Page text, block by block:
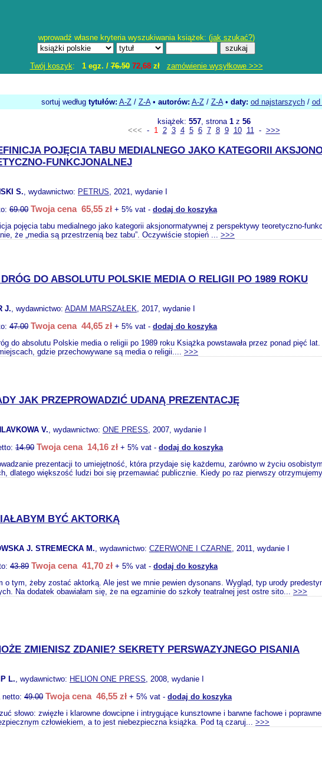
wprowadź własne kryteria wyszukiwania książek: (jak szukać?)
Twój koszyk: 1 egz. /76.50 72,68zł
zamówienie wysyłkowe >>>
sortuj według tytułów: A-Z/ Z-A• autorów: A-Z/ Z-A• daty: od najstarszych/ od
książek: 557, strona 1z 56
<<< - 1 2 3 4 5 6 7 8 9 10 11- >>>
POJĘCIA TABU MEDIALNEGO JAKO KATEGORII
FUNKCJONALNEJ
S., wydawnictwo: PETRUS, 2021, wydanie I
69.00 Twoja cena 65,55 zł + 5% vat - dodaj do koszyka
pojęcia tabu medialnego jako kategorii aksjonormatywnej z perspektywy teoretyczno-
że „media są przestrzenią bez tabu”. Oczywiście stopień ... >>>
DRÓG DO ABSOLUTU POLSKIE MEDIA O RELIGII PO 1989 ROKU
J., wydawnictwo: ADAM MARSZAŁEK, 2017, wydanie I
47.00 Twoja cena 44,65 zł + 5% vat - dodaj do koszyka
do absolutu Polskie media o religii po 1989 roku Książka powstawała przez ponad pięć
gdzie przechowywane są media o religii.... >>>
JAK PRZEPROWADZIĆ UDANĄ PREZENTACJĘ
V., wydawnictwo: ONE PRESS, 2007, wydanie I
14.90 Twoja cena 14,16 zł + 5% vat - dodaj do koszyka
prezentacji to umiejętność, która przydaje się każdemu, zarówno w życiu
dlatego większość ludzi boi się przemawiać publicznie. Kiedy po raz pierwszy
BYĆ AKTORKĄ
J. STREMECKA M., wydawnictwo: CZERWONE I CZARNE, 2011, wydanie I
43.89 Twoja cena 41,70 zł + 5% vat - dodaj do koszyka
o tym, żeby zostać aktorką. Ale jest we mnie pewien dysonans. Wygląd, typ urody
Na dodatek obawiałam się, że na egzaminie do szkoły teatralnej jest ostre sito... >>>
ZMIENISZ ZDANIE? SEKRETY PERSWAZYJNEGO PISANIA
L., wydawnictwo: HELION ONE PRESS, 2008, wydanie I
netto: 49.00 Twoja cena 46,55 zł + 5% vat - dodaj do koszyka
słowo: zwięzłe i klarowne dowcipne i intrygujące kunsztowne i barwne fachowe i
człowiekiem, a to jest niebezpieczna książka. Pod tą czaruj... >>>